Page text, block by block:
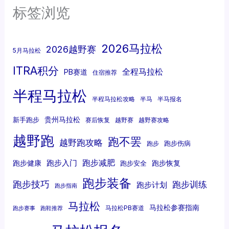
标签浏览
5月马拉松 2026越野赛 2026马拉松
ITRA积分 PB赛道 住宿推荐 全程马拉松
半程马拉松 半程马拉松攻略 半马 半马报名
新手跑步 贵州马拉松 赛后恢复 越野赛 越野赛攻略
越野跑 越野跑攻略 跑不罢 跑步 跑步伤病
跑步健康 跑步入门 跑步减肥 跑步安全 跑步恢复
跑步技巧 跑步指南 跑步装备 跑步计划 跑步训练
跑步赛事 跑鞋推荐 马拉松 马拉松PB赛道 马拉松参赛指南